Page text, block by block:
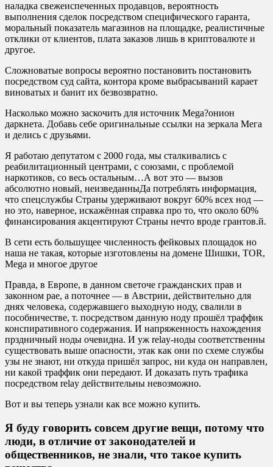
наладка свежеиспеченных продавцов, вероятность
выполнения сделок посредством специфического гаранта,
моральный показатель магазинов на площадке, реалистичные
отклики от клиентов, плата заказов лишь в криптовалюте и
другое.
Сложноватые вопросы вероятно постановить постановить
посредством суд сайта, контора кроме выбрасываний карает
виноватых и банит их безвозвратно.
Насколько можно заскочить для источник Mega?онион
даркнета. Добавь себе оригинальные ссылки на зеркала Мега
и делись с друзьями.
Я работаю депутатом с 2000 года, мы сталкивались с
реабилитационный центрами, с союзами, с проблемой
наркотиков, со весь остальным…А вот это — вызов
абсолютно новый, неизведанныДа потреблять информация,
что спецслужбы Страны удерживают вокруг 60% всех нод —
но это, наверное, искажённая справка про то, что около 60%
финансирования акцентируют Страны нечто вроде грантов.й.
В сети есть большущее численность фейковых площадок но
наша не такая, которые изготовлены на домене Шишки, TOR,
Mega и многое другое
Правда, в Европе, в данном светоче гражданских прав и
законном рае, а поточнее — в Австрии, действительно для
днях человека, содержавшего выходную ноду, свалили в
пособничестве, т. посредством данную ноду прошёл траффик
конспиративного содержания. И напряженность нахождения
прздничный ноды очевидна. И уж relay-ноды соответственны
существовать выше опасности, этак как они по схеме службы
узы не знают, ни откуда пришёл запрос, ни куда он направлен,
ни какой траффик они передают. И доказать путь трафика
посредством relay действительны невозможно.
Вот и вы теперь узнали как все можно купить.
Я буду говорить совсем другие вещи, потому что
люди, в отличие от законодателей и
общественников, не знали, что такое купить